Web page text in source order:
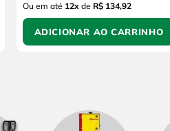
Ou em até 12x de R$ 134,92
ADICIONAR AO CARRINHO